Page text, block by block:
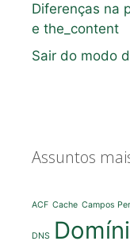
Diferenças na
e the_content
Sair do modo
Assuntos
ACF Cache Campos
DNS